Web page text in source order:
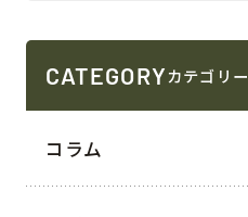
CATEGORYカテゴリー
コラム